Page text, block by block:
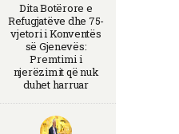
Dita Botërore e
Refugjatëve dhe 75-
vjetori i Konventës
së Gjenevës:
Premtimi i
njerëzimit që nuk
duhet harruar